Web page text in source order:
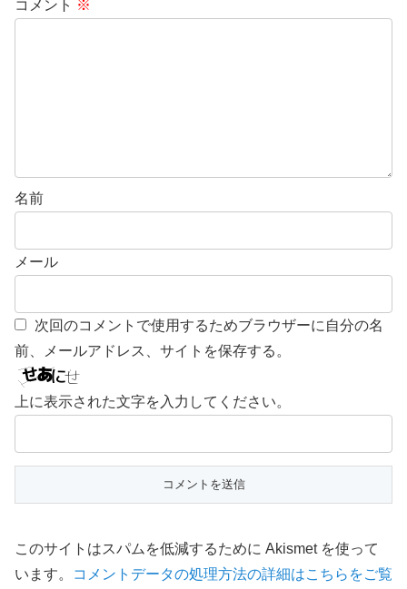
コメント ※
名前
メール
次回のコメントで使用するためブラウザーに自分の名
前、メールアドレス、サイトを保存する。
上に表示された文字を入力してください。
このサイトはスパムを低減するために Akismet を使って
います。
コメントデータの処理方法の詳細はこちらをご覧